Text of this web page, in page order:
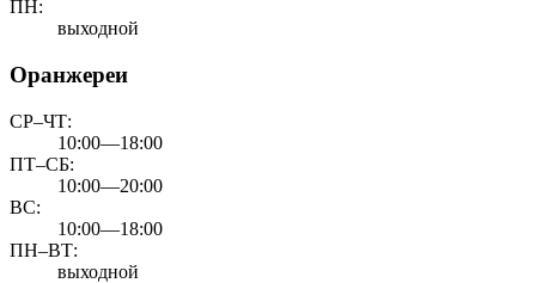
ПН:
выходной
Оранжереи
СР–ЧТ:
10:00—18:00
ПТ–СБ:
10:00—20:00
ВС:
10:00—18:00
ПН–ВТ:
выходной